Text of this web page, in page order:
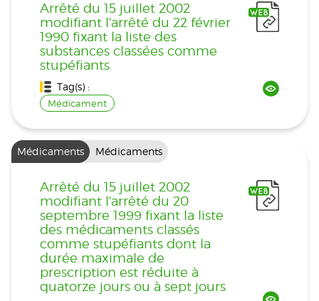
Arrêté du 15 juillet 2002
modifiant l'arrêté du 22 février
1990 fixant la liste des
substances classées comme
stupéfiants
Tag(s) :
Médicament
Médicaments Médicaments
Arrêté du 15 juillet 2002
modifiant l'arrêté du 20
septembre 1999 fixant la liste
des médicaments classés
comme stupéfiants dont la
durée maximale de
prescription est réduite à
quatorze jours ou à sept jours